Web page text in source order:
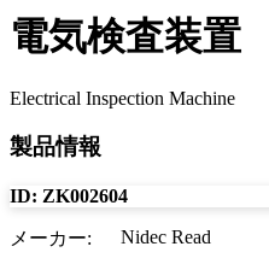
電気検査装置
Electrical Inspection Machine
製品情報
ID: ZK002604
メーカー: Nidec Read